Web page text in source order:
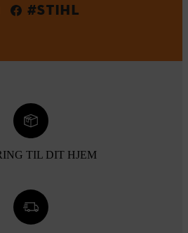
#STIHL
TIL DIT HJEM